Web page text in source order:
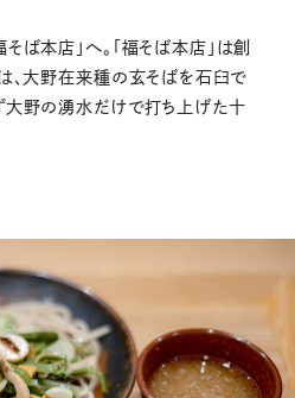
ば本店」へ。「福そば本店」は創
、大野在来種の玄そばを石臼で
大野の湧水だけで打ち上げた十